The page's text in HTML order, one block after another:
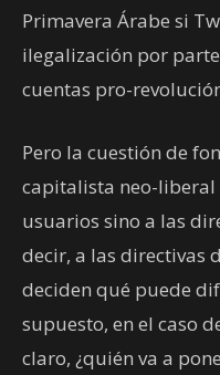
Primavera Árabe si
ilegalización por
cuentas pro-
Pero la cuestión de
capitalista neo-liberal
usuarios sino a las
decir, a las directivas
deciden qué puede
supuesto, en el caso
claro, ¿quién va a